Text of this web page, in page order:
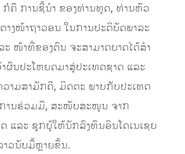
ກໍຄື ການຊີ້ນໍາ ຂອງທ່ານທູດ, ທ່ານຫົວ
າງໜ້າຖາວອນ ໃນການປະຕິບັດພາລະ
ໜ້າທີ່ຂອງຕົນ ຈະສາມາດຍາດໄດ້ສໍາ
າຜົນປະໂຫຍດມາສູ່ປະເທດຊາດ ແລະ
ວາມສາມັກຄີ, ມິດຕະ ພາບກັບປະເທດ
ການຮ່ວມມື, ສະໜັບສະໜູນ ຈາກ
ແລະ ຊຸກຍູ້ໃຫ້ນັກລົງທຶນອິນໂດເນເຊຍ
າວນັບມື້ຫຼາຍຂຶ້ນ.